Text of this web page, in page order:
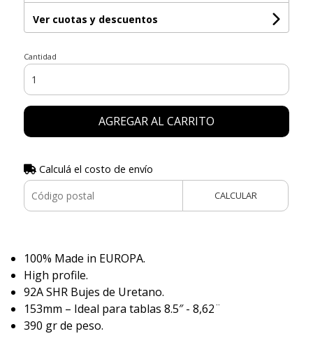
Ver cuotas y descuentos
Cantidad
AGREGAR AL CARRITO
Calculá el costo de envío
CALCULAR
100% Made in EUROPA.
High profile.
92A SHR Bujes de Uretano.
153mm – Ideal para tablas 8.5″ - 8,62¨
390 gr de peso.